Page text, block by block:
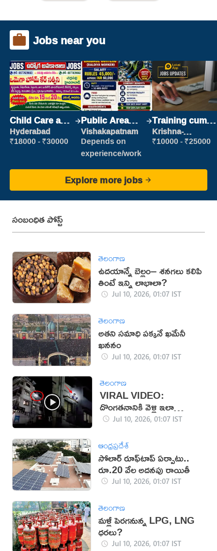
Jobs near you
Child Care and
Patient care
Hyderabad
₹18000 - ₹30000
Public Area
Cleaner
Vishakapatnam
Depends on
experience/work
Training cum
Placement
Krishna-
vijayawada
₹10000 - ₹25000
Explore more jobs
సంబంధిత పోస్ట్
తెలంగాణ
ఉదయాన్నే బెల్లం– శనగలు కలిపి
తింటే ఇన్ని లాభాలా?
Jul 10, 2026, 01:07 IST
తెలంగాణ
అతని సమాధి పక్కనే ఖమేనీ
ఖననం
Jul 10, 2026, 01:07 IST
తెలంగాణ
VIRAL VIDEO:
దొంగతనానికి వెళ్లి ఇలా
ఇరుక్కుపోయాడేంటి?
Jul 10, 2026, 01:07 IST
ఆంధ్రప్రదేశ్
సోలార్ రూఫ్‌టాప్ ఏర్పాటు..
రూ.20 వేల అదనపు రాయితీ
Jul 10, 2026, 01:07 IST
తెలంగాణ
మళ్లీ పెరగనున్న LPG, LNG
ధరలు?
Jul 10, 2026, 01:07 IST